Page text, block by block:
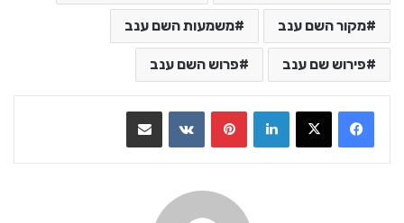
מקור השם ענב משמעות השם ענב
פירוש שם ענב פרוש השם ענב
LinkedIn
VKontakte